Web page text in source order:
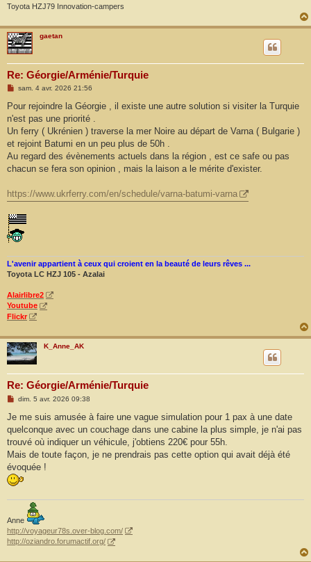
Toyota HZJ79 Innovation-campers
gaetan
Re: Géorgie/Arménie/Turquie
M
s
a
g
sam. 4 avr. 2026 21:56
Pour rejoindre la Géorgie , il existe une autre solution si visiter la Turquie
n'est pas une priorité .
Un ferry ( Ukrénien ) traverse la mer Noire au départ de Varna ( Bulgarie )
et rejoint Batumi en un peu plus de 50h .
Au regard des évènements actuels dans la région , est ce safe ou pas
chacun se fera son opinion , mais la laison a le mérite d'exister.
https://www.ukrferry.com/en/schedule/varna-batumi-varna
L'avenir appartient à ceux qui croient en la beauté de leurs rêves ...
Toyota LC HZJ 105 - Azalai
Alairlibre2
Youtube
Flickr
K_Anne_AK
Re: Géorgie/Arménie/Turquie
M
s
a
g
dim. 5 avr. 2026 09:38
Je me suis amusée à faire une vague simulation pour 1 pax à une date
quelconque avec un couchage dans une cabine la plus simple, je n'ai pas
trouvé où indiquer un véhicule, j'obtiens 220€ pour 55h.
Mais de toute façon, je ne prendrais pas cette option qui avait déjà été
évoquée !
Anne
http://voyageur78s.over-blog.com/
http://oziandro.forumactif.org/